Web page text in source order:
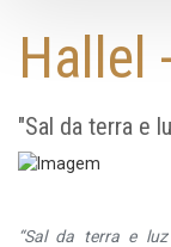
Hallel
"Sal da terra e
“Sal da terra e